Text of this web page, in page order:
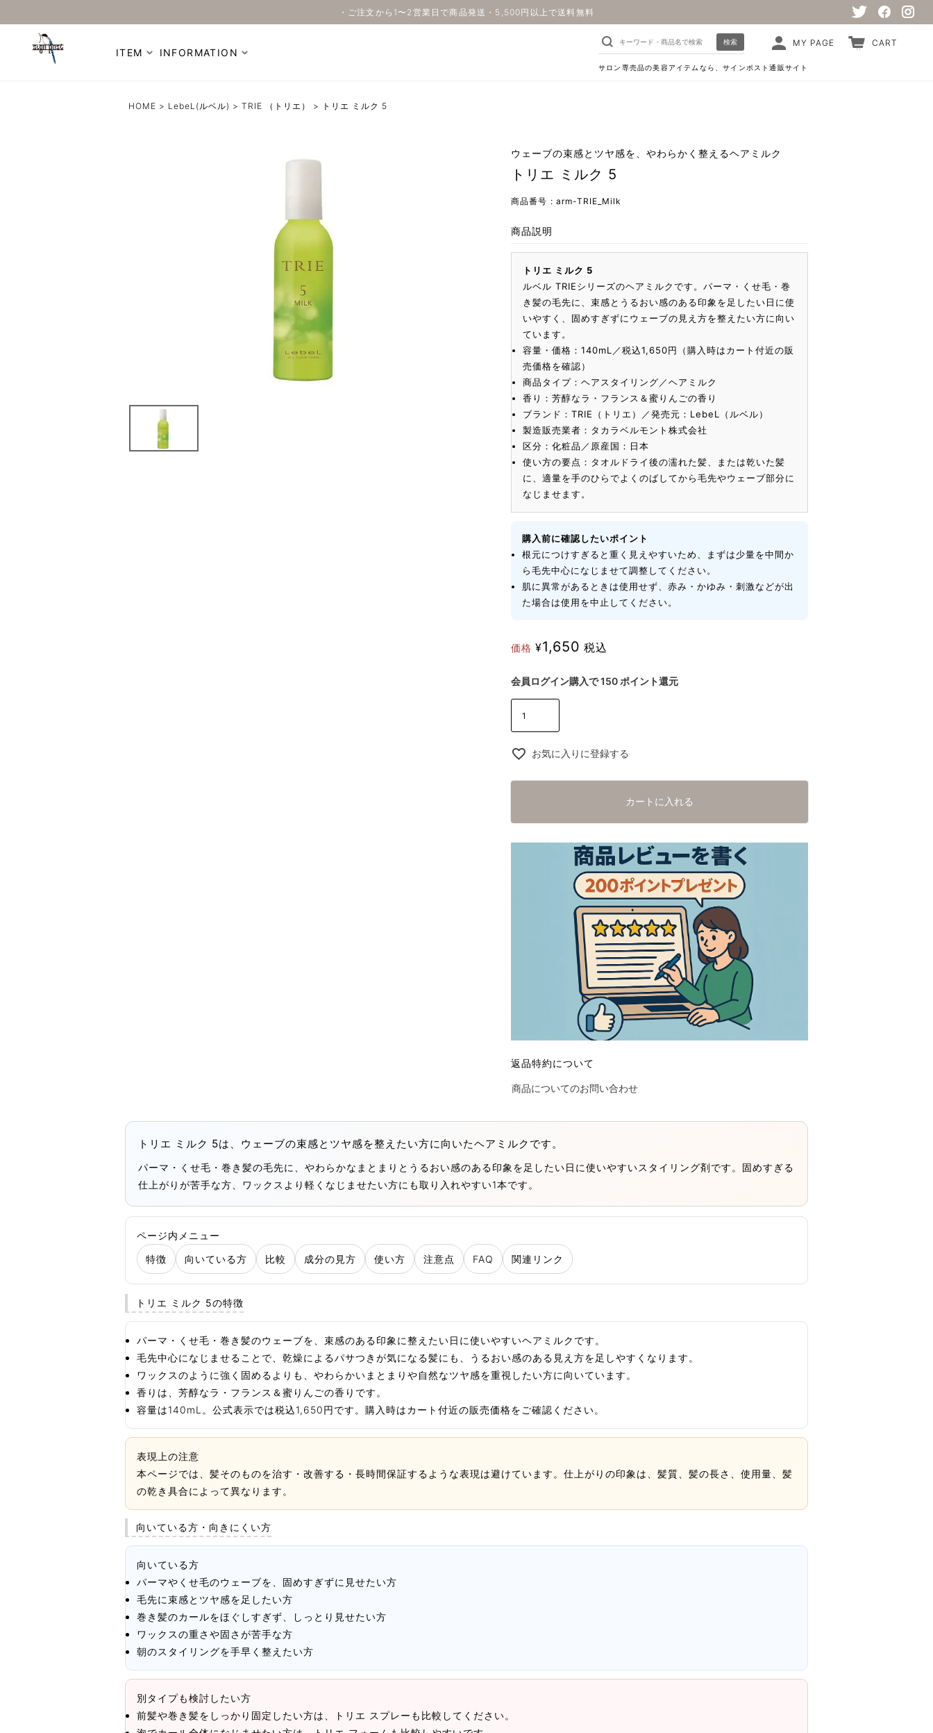
・ご注文から1〜2営業日で商品発送・5,500円以上で送料無料
ITEM INFORMATION
検索 MY PAGE CART
サロン専売品の美容アイテムなら、サインポスト通販サイト
HOME LebeL(ルベル) TRIE （トリエ） トリエ ミルク 5
ウェーブの束感とツヤ感を、やわらかく整えるヘアミルク
トリエ ミルク 5
商品番号 arm-TRIE_Milk
商品説明
トリエ ミルク 5
ルベル TRIEシリーズのヘアミルクです。パーマ・くせ毛・巻
き髪の毛先に、束感とうるおい感のある印象を足したい日に使
いやすく、固めすぎずにウェーブの見え方を整えたい方に向い
ています。
容量・価格：140mL／税込1,650円（購入時はカート付近の販
売価格を確認）
商品タイプ：ヘアスタイリング／ヘアミルク
香り：芳醇なラ・フランス＆蜜りんごの香り
ブランド：TRIE（トリエ）／発売元：LebeL（ルベル）
製造販売業者：タカラベルモント株式会社
区分：化粧品／原産国：日本
使い方の要点：タオルドライ後の濡れた髪、または乾いた髪
に、適量を手のひらでよくのばしてから毛先やウェーブ部分に
なじませます。
購入前に確認したいポイント
根元につけすぎると重く見えやすいため、まずは少量を中間か
ら毛先中心になじませて調整してください。
肌に異常があるときは使用せず、赤み・かゆみ・刺激などが出
た場合は使用を中止してください。
価格 ¥1,650 税込
会員ログイン購入で150 ポイント還元
お気に入りに登録する
カートに入れる
返品特約について
商品についてのお問い合わせ
トリエ ミルク 5は、ウェーブの束感とツヤ感を整えたい方に向いたヘアミルクです。
パーマ・くせ毛・巻き髪の毛先に、やわらかなまとまりとうるおい感のある印象を足したい日に使いやすいスタイリング剤です。固めすぎる
仕上がりが苦手な方、ワックスより軽くなじませたい方にも取り入れやすい1本です。
ページ内メニュー
特徴
向いている方 比較 成分の見方 使い方 注意点 FAQ 関連リンク
トリエ ミルク 5の特徴
パーマ・くせ毛・巻き髪のウェーブを、束感のある印象に整えたい日に使いやすいヘアミルクです。
毛先中心になじませることで、乾燥によるパサつきが気になる髪にも、うるおい感のある見え方を足しやすくなります。
ワックスのように強く固めるよりも、やわらかいまとまりや自然なツヤ感を重視したい方に向いています。
香りは、芳醇なラ・フランス＆蜜りんごの香りです。
容量は140mL。公式表示では税込1,650円です。購入時はカート付近の販売価格をご確認ください。
表現上の注意
本ページでは、髪そのものを治す・改善する・長時間保証するような表現は避けています。仕上がりの印象は、髪質、髪の長さ、使用量、髪
の乾き具合によって異なります。
向いている方・向きにくい方
向いている方
パーマやくせ毛のウェーブを、固めすぎずに見せたい方
毛先に束感とツヤ感を足したい方
巻き髪のカールをほぐしすぎず、しっとり見せたい方
ワックスの重さや固さが苦手な方
朝のスタイリングを手早く整えたい方
別タイプも検討したい方
前髪や巻き髪をしっかり固定したい方は、トリエ スプレーも比較してください。